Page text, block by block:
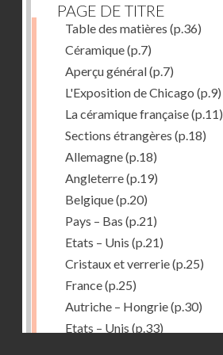
PAGE DE TITRE
Table des matières (p.36)
Céramique(p.7)
Aperçu général(p.7)
L'Exposition de Chicago (p.9)
La céramique française(p.11)
Sections étrangères (p.18)
Allemagne(p.18)
Angleterre(p.19)
Belgique(p.20)
Pays – Bas (p.21)
Etats – Unis (p.21)
Cristaux et verrerie(p.25)
France(p.25)
Autriche – Hongrie(p.30)
Etats – Unis (p.33)